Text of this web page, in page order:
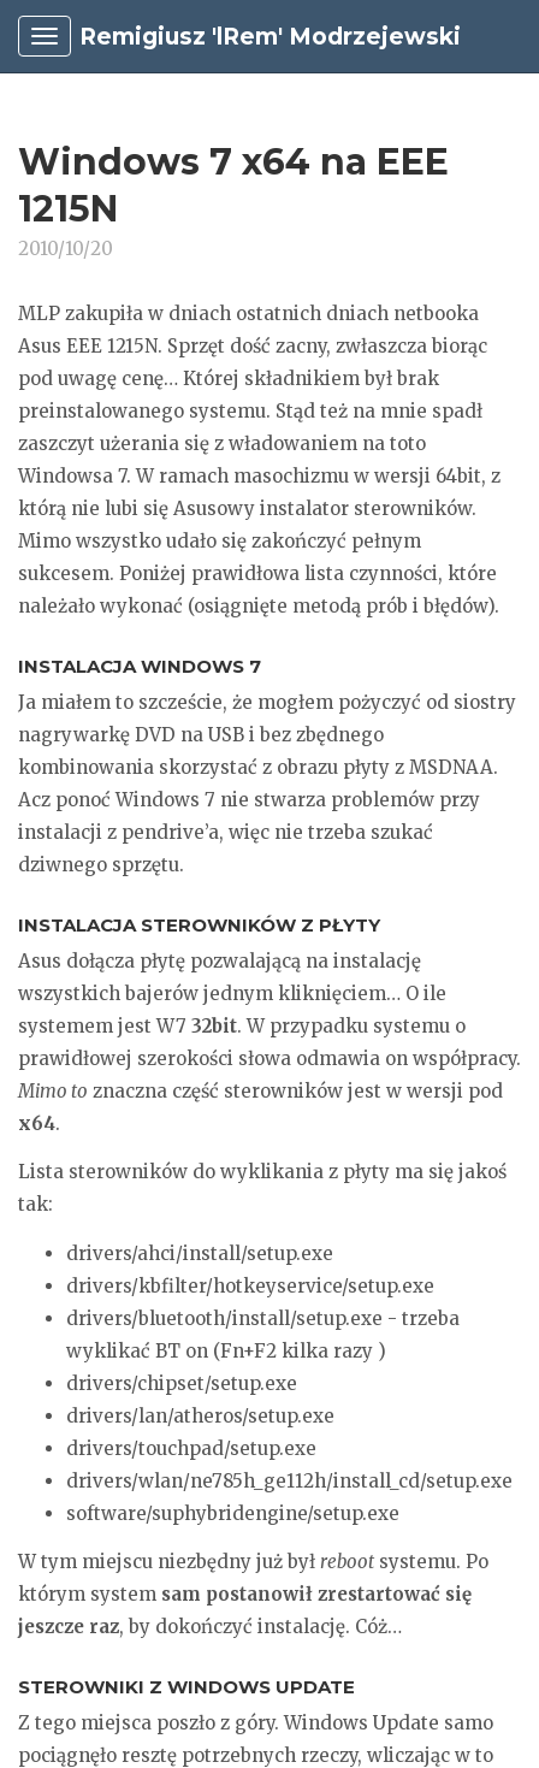
Remigiusz 'lRem' Modrzejewski
Windows 7 x64 na EEE
1215N
2010/10/20
MLP zakupiła w dniach ostatnich dniach netbooka
Asus EEE 1215N. Sprzęt dość zacny, zwłaszcza biorąc
pod uwagę cenę… Której składnikiem był brak
preinstalowanego systemu. Stąd też na mnie spadł
zaszczyt użerania się z władowaniem na toto
Windowsa 7. W ramach masochizmu w wersji 64bit, z
którą nie lubi się Asusowy instalator sterowników.
Mimo wszystko udało się zakończyć pełnym
sukcesem. Poniżej prawidłowa lista czynności, które
należało wykonać (osiągnięte metodą prób i błędów).
INSTALACJA WINDOWS 7
Ja miałem to szczeście, że mogłem pożyczyć od siostry
nagrywarkę DVD na USB i bez zbędnego
kombinowania skorzystać z obrazu płyty z MSDNAA.
Acz ponoć Windows 7 nie stwarza problemów przy
instalacji z pendrive’a, więc nie trzeba szukać
dziwnego sprzętu.
INSTALACJA STEROWNIKÓW Z PŁYTY
Asus dołącza płytę pozwalającą na instalację
wszystkich bajerów jednym kliknięciem… O ile
systemem jest W7 32bit. W przypadku systemu o
prawidłowej szerokości słowa odmawia on współpracy.
Mimo to znaczna część sterowników jest w wersji pod
x64.
Lista sterowników do wyklikania z płyty ma się jakoś
tak:
drivers/ahci/install/setup.exe
drivers/kbfilter/hotkeyservice/setup.exe
drivers/bluetooth/install/setup.exe - trzeba
wyklikać BT on (Fn+F2 kilka razy )
drivers/chipset/setup.exe
drivers/lan/atheros/setup.exe
drivers/touchpad/setup.exe
drivers/wlan/ne785h_ge112h/install_cd/setup.exe
software/suphybridengine/setup.exe
W tym miejscu niezbędny już był reboot systemu. Po
którym system sam postanowił zrestartować się
jeszcze raz, by dokończyć instalację. Cóż…
STEROWNIKI Z WINDOWS UPDATE
Z tego miejsca poszło z góry. Windows Update samo
pociągnęło resztę potrzebnych rzeczy, wliczając w to